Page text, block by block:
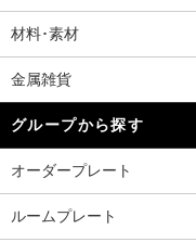
材料･素材
金属雑貨
グループから探す
オーダープレート
ルームプレート